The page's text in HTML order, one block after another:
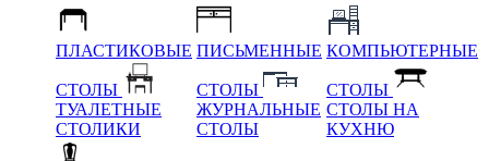
ПЛАСТИКОВЫЕ
СТОЛЫ
ТУАЛЕТНЫЕ
СТОЛИКИ
ПИСЬМЕННЫЕ
СТОЛЫ
ЖУРНАЛЬНЫЕ
СТОЛЫ
КОМПЬЮТЕРНЫЕ
СТОЛЫ
СТОЛЫ НА
КУХНЮ